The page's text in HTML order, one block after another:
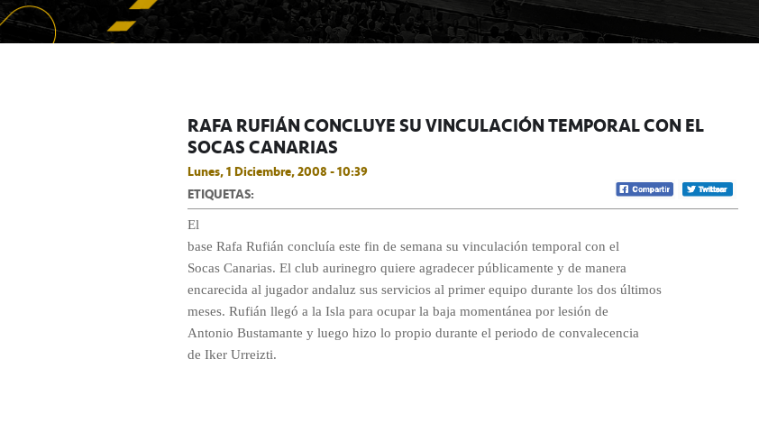
RAFA RUFIÁN CONCLUYE SU VINCULACIÓN TEMPORAL CON EL
SOCAS CANARIAS
Lunes, 1 Diciembre, 2008 - 10:39
ETIQUETAS:
El
base Rafa Rufián concluía este fin de semana su vinculación temporal con el
Socas Canarias. El club aurinegro quiere agradecer públicamente y de manera
encarecida al jugador andaluz sus servicios al primer equipo durante los dos últimos
meses. Rufián llegó a la Isla para ocupar la baja momentánea por lesión de
Antonio Bustamante y luego hizo lo propio durante el periodo de convalecencia
de Iker Urreizti.